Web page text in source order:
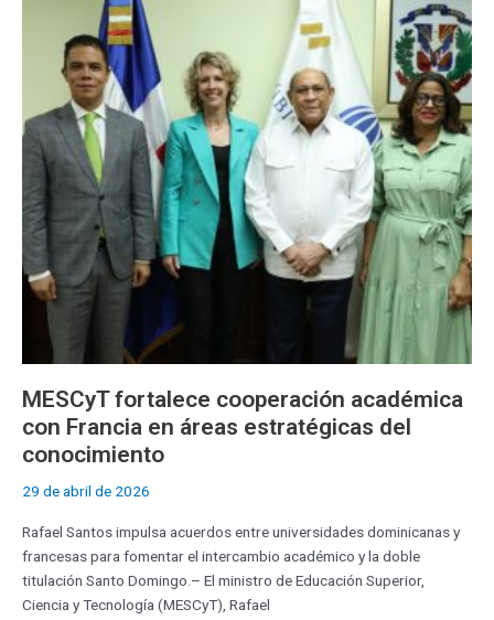
MESCyT fortalece cooperación académica
con Francia en áreas estratégicas del
conocimiento
29 de abril de 2026
Rafael Santos impulsa acuerdos entre universidades dominicanas y
francesas para fomentar el intercambio académico y la doble
titulación Santo Domingo.– El ministro de Educación Superior,
Ciencia y Tecnología (MESCyT), Rafael
cooperación
académica
Francia
áreas
estratégicas
del
conocimiento